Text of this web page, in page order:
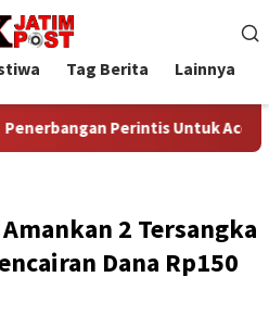
Tag Berita Lainnya
Perintis Untuk Aceh Singkil,
2 Tersangka
Dana Rp150